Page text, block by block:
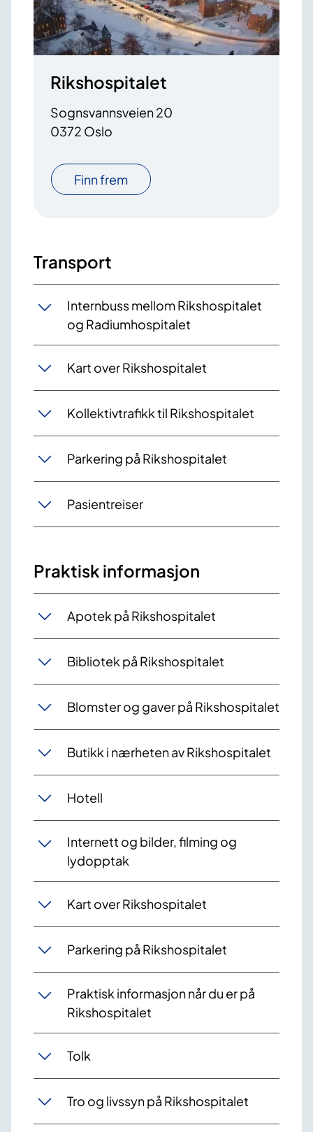
Rikshospitalet
Sognsvannsveien 20
0372 Oslo
Finn frem
Transport
Internbuss mellom Rikshospitalet
og Radiumhospitalet
Kart over Rikshospitalet
Kollektivtrafikk til Rikshospitalet
Parkering på Rikshospitalet
Pasientreiser
Praktisk informasjon
Apotek på Rikshospitalet
Bibliotek på Rikshospitalet
Blomster og gaver på Rikshospitalet
Butikk i nærheten av Rikshospitalet
Hotell
Internett og bilder, filming og
lydopptak
Kart over Rikshospitalet
Parkering på Rikshospitalet
Praktisk informasjon når du er på
Rikshospitalet
Tolk
Tro og livssyn på Rikshospitalet